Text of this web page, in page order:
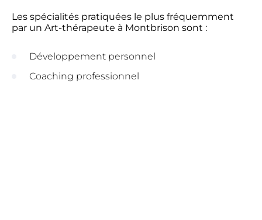
Les spécialités pratiquées le plus fréquemment
par un Art-thérapeute à Montbrison sont :
Développement personnel
Coaching professionnel